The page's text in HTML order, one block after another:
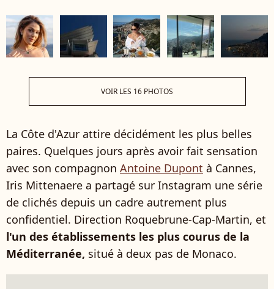
VOIR LES 16 PHOTOS
La Côte d'Azur attire décidément les plus belles
paires. Quelques jours après avoir fait sensation
avec son compagnon Antoine Dupont à Cannes,
Iris Mittenaere a partagé sur Instagram une série
de clichés depuis un cadre autrement plus
confidentiel. Direction Roquebrune-Cap-Martin, et
l'un des établissements les plus courus de la
Méditerranée, situé à deux pas de Monaco.